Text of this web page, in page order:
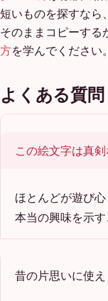
短いものを探すなら
そのままコピーする
方を学んでください
よくある質問
この絵文字は真
ほとんどが遊び
本当の興味を示す
昔の片思いに使え